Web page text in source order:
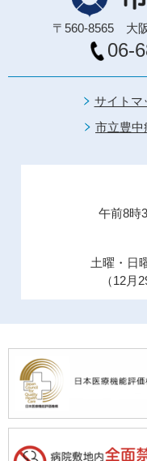
〒560-8565 大
06-
サイトマ
市立豊中
午前8時
土曜・日
（12月